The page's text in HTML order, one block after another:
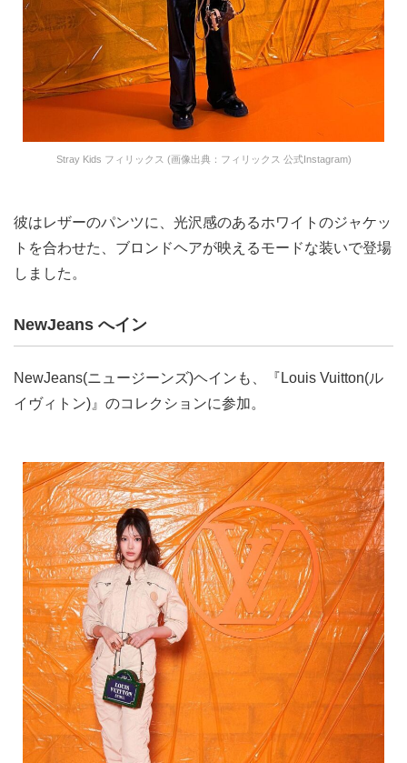
Stray Kids フィリックス (画像出典：フィリックス 公式Instagram)
彼はレザーのパンツに、光沢感のあるホワイトのジャケッ
トを合わせた、ブロンドヘアが映えるモードな装いで登場
しました。
NewJeans へイン
NewJeans(ニュージーンズ)ヘインも、『Louis Vuitton(ル
イヴィトン)』のコレクションに参加。